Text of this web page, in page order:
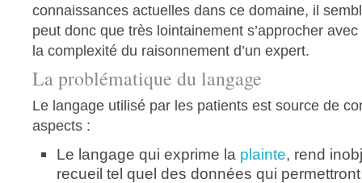
connaissances actuelles dans ce domaine, il
peut donc que très lointainement s’approcher
la complexité du raisonnement d’un expert.
La problématique du langage
Le langage utilisé par les patients est source de
aspects :
Le langage qui exprime la plainte, rend
recueil tel quel des données qui